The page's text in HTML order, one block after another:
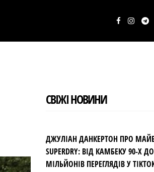
m
СВІЖІ НОВИНИ
ДЖУЛІАН ДАНКЕРТОН ПРО
SUPERDRY: ВІД КАМБЕКУ 90-Х ДО
МІЛЬЙОНІВ ПЕРЕГЛЯДІВ У